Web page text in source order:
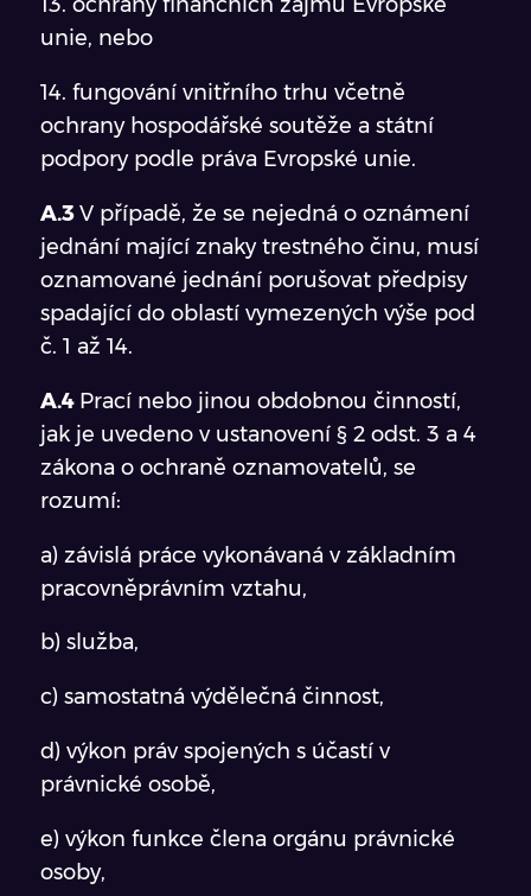
13. ochrany finančních zájmů Evropské
unie, nebo
14. fungování vnitřního trhu včetně
ochrany hospodářské soutěže a státní
podpory podle práva Evropské unie.
A.3V případě, že se nejedná o oznámení
jednání mající znaky trestného činu, musí
oznamované jednání porušovat předpisy
spadající do oblastí vymezených výše pod
č. 1 až 14.
A.4 Prací nebo jinou obdobnou činností,
jak je uvedeno v ustanovení § 2 odst. 3 a 4
zákona o ochraně oznamovatelů, se
rozumí:
a) závislá práce vykonávaná v základním
pracovněprávním vztahu,
b) služba,
c) samostatná výdělečná činnost,
d) výkon práv spojených s účastí v
právnické osobě,
e) výkon funkce člena orgánu právnické
osoby,